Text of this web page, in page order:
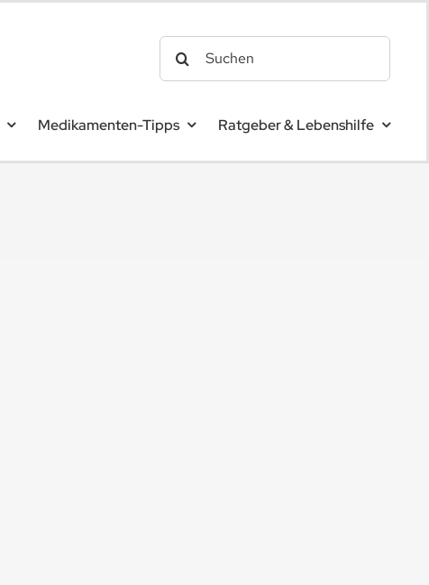
Medikamenten-Tipps Ratgeber & Lebenshilfe